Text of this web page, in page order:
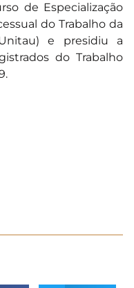
de Especialização
do Trabalho da
e presidiu a
do Trabalho